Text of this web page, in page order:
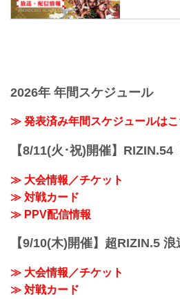
予定時間が前
会場
JR京浜東北
宮線・高崎
12月31日（
試合リアル
事前番組
日付 時間 放
12/20（月）
2026年 年間スケジュール
≫ 発表済み年間スケジュールはこ
【8/11(火･祝)開催】
≫ 大会情報／チケット
≫ 対戦カード
≫ PPV配信情報
【9/10(木)開催】超RIZIN.5
≫ 大会情報／チケット
≫ 対戦カード